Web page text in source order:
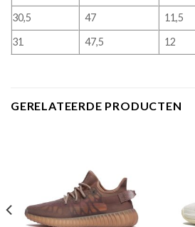
30,5
47 11,5
31
47,5 12
GERELATEERDE PRODUCTEN